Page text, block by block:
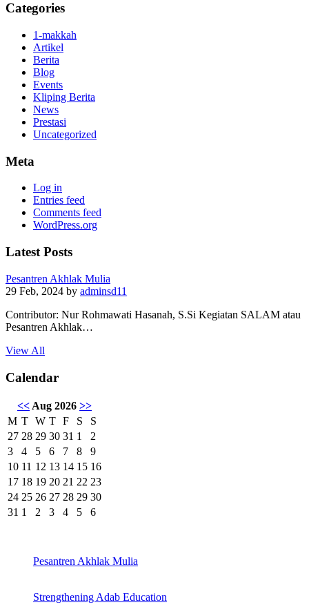
Categories
1-makkah
Artikel
Berita
Blog
Events
Kliping Berita
News
Prestasi
Uncategorized
Meta
Log in
Entries feed
Comments feed
WordPress.org
Latest Posts
Pesantren Akhlak Mulia
29 Feb, 2024 by adminsd11
Contributor: Nur Rohmawati Hasanah, S.Si Kegiatan SALAM atau
Pesantren Akhlak…
View All
Calendar
<< Aug 2026 >>
M T W T F S
S
27 28 29 30 31 1
2
3
4 5 6 7 8
9
10 11 12 13 14 15 16
17 18 19 20 21 22 23
24 25 26 27 28 29 30
31 1 2 3 4 5 6
Pesantren Akhlak Mulia
Strengthening Adab Education